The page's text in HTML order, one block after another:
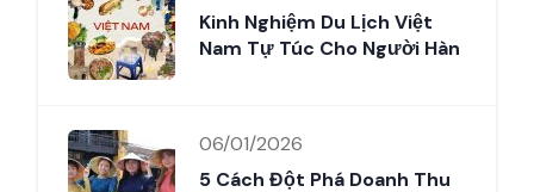
Kinh Nghiệm Du Lịch Việt
Nam Tự Túc Cho Người Hàn
06/01/2026
5 Cách Đột Phá Doanh Thu